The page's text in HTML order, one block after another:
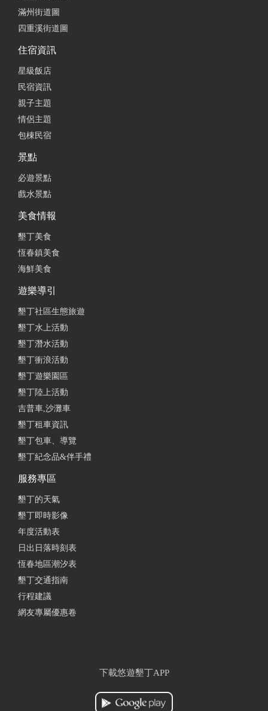
覺得蛋捲好吃 但是一包才五根蛋捲，漲價到$80，有
點太誇張了
2024/4/21 買了蛋捲和洋蔥餅，適合當伴手禮送人
拌手禮首選，已回購多次，令人吃了會想念的蛋捲，
來恆春老街一定要買的伴手禮～吃的出新鮮！酥！
脆！好愛咖啡蛋捲～
百年老店的蛋捲是一個城市的寶藏，一個傳奇的代
表。它不僅僅是一道美食，更是一段時間的見證，一
種烘焙藝術的傳承。如果你有機會來到恆春，別忘了
恆春代表性名產；手工蛋捲和洋蔥餅 來恆春必買，兩
種都好吃，忘了拿洋蔥蛋捲，只拿巧克力蛋捲芝麻蛋
捲和原味蛋捲。 個人真心覺得芝麻蛋捲和原味蛋捲、
洋蔥餅好吃
滿州街道圖
四重溪街道圖
住宿資訊
星級飯店
民宿資訊
親子主題
情侶主題
包棟民宿
景點
必遊景點
戲水景點
美食情報
墾丁美食
恆春鎮美食
海鮮美食
遊樂導引
墾丁社區生態旅遊
墾丁水上活動
墾丁潛水活動
墾丁衝浪活動
墾丁遊樂園區
墾丁陸上活動
吉普車,沙灘車
墾丁租車資訊
墾丁包車、導覽
墾丁紀念品&伴手禮
服務專區
墾丁的天氣
墾丁即時影像
年度活動表
日出日落時刻表
恆春地區潮汐表
墾丁交通指南
行程建議
網友專屬優惠卷
下載悠遊墾丁APP